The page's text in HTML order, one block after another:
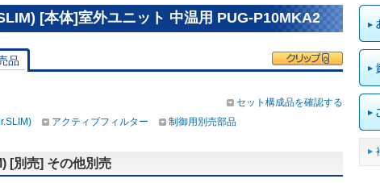
[本体]室外ユニット 中温用 PUG-P10MKA2
品
セット構成品を確認する
アクティブフィルター 制御用別売部品
[別売] その他別売